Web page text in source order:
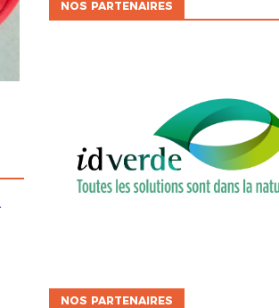
NOS PARTENAIRES
NOS PARTENAIRES